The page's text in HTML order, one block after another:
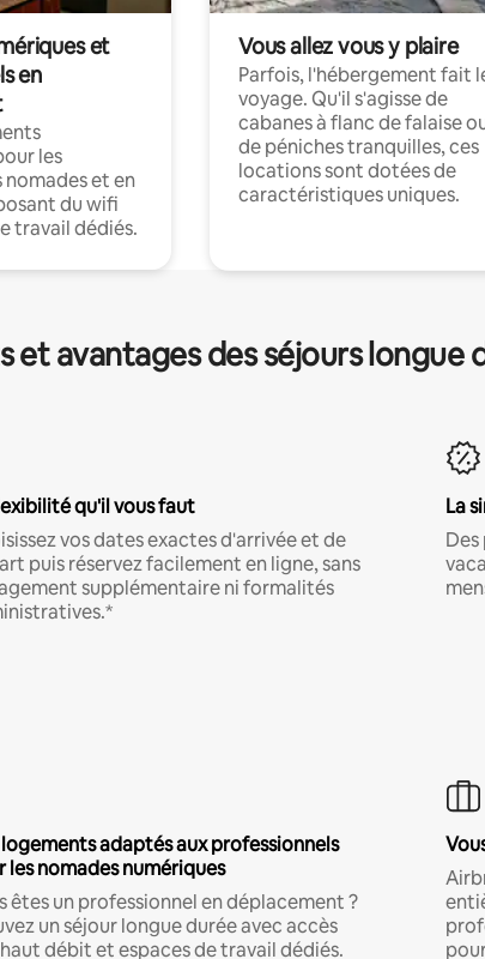
et
en
les
et en
du wifi
travail dédiés.
Vous allez vous y plaire
Parfois, l'hébergement fait
voyage. Qu'il s'agisse de
cabanes à flanc de falaise
de péniches tranquilles, ces
locations sont dotées de
caractéristiques uniques.
et avantages des séjours longue
qu'il vous faut
vos dates exactes d'arrivée et de
puis réservez facilement en ligne, sans
supplémentaire ni formalités
La
logements adaptés aux professionnels
les nomades numériques
êtes un professionnel en déplacement ?
un séjour longue durée avec accès
débit et espaces de travail dédiés.